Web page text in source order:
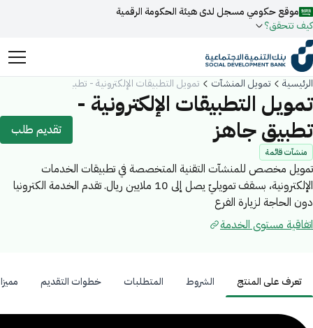
موقع حكومي مسجل لدى هيئة الحكومة الرقمية
كيف تتحقق؟
روابط المواقع الالكترونية الرسمية السعودية تنتهي بـ
.gov.sa
جميع روابط المواقع الرسمية التابعة للجهات الحكومية في المملكة
العربية السعودية تنتهي بـ .gov.sa
المواقع الالكترونية الحكومية تستخدم بروتوكولHTTPS
للتشفير و الأمان.
المواقع الالكترونية الآمنة في المملكة العربية السعودية تستخدم
بروتوكول HTTPS للتشفير.
ابحث
فعل البحث الذكي عبر نورة المدعومة بالذكاء الاصطناعي
اقتراحات
تمويل
الرئيسية تمويل المنشآت تمويل التطبيقات الإلكترونية - تطبيق جاهز
تمويل التطبيقات الإلكترونية -
تطبيق جاهز
تقديم طلب
منشآت قائمة
تمويل مخصص للمنشآت التقنية المتخصصة في تطبيقات الخدمات
الإلكترونية، بسقف تمويليّ يصل إلى 10 ملايين ريال. تقدم الخدمة الكترونيا
دون الحاجة لزيارة الفرع
اتفاقية مستوى الخدمة
تعرف على المنتج الشروط المتطلبات خطوات التقديم
تعرف على المنتج